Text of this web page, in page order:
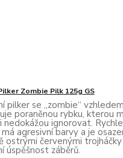
Zombie Pilk 125g GS
pilker se „zombie“ vzhledem
poraněnou rybku, kterou
ignorovat. Rychle
agresivní barvy a je
ostrými červenými
úspěšnost záběrů.